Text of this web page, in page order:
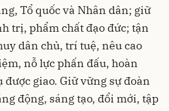
Tổ quốc và Nhân dân; giữ
trị, phẩm chất đạo đức; tận
dân chủ, trí tuệ, nêu cao
nỗ lực phấn đấu, hoàn
giao. Giữ vững sự đoàn
động, sáng tạo, đổi mới, tập